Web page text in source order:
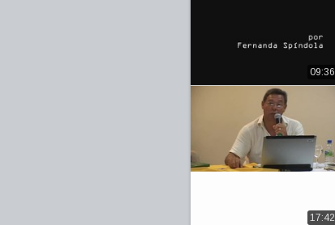
09:36
17:42